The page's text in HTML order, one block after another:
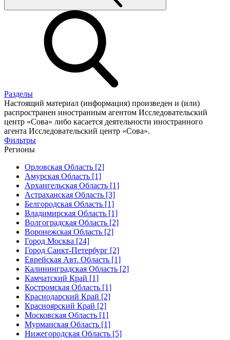
Разделы
Настоящий материал (информация) произведен и (или)
распространен иностранным агентом Исследовательский
центр «Сова» либо касается деятельности иностранного
агента Исследовательский центр «Сова».
Фильтры
Регионы
Орловская Область [2]
Амурская Область [1]
Архангельская Область [1]
Астраханская Область [3]
Белгородская Область [1]
Владимирская Область [1]
Волгоградская Область [2]
Воронежская Область [2]
Город Москва [24]
Город Санкт-Петербург [2]
Еврейская Авт. Область [1]
Калининградская Область [2]
Камчатский Край [1]
Костромская Область [1]
Краснодарский Край [2]
Красноярский Край [2]
Московская Область [1]
Мурманская Область [1]
Нижегородская Область [5]